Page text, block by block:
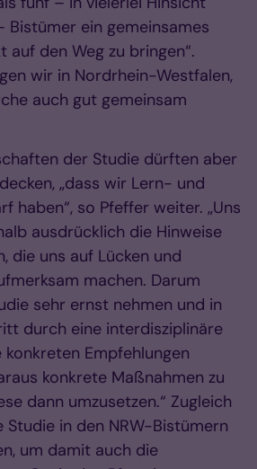
Bistümer ein gemeinsames
auf den Weg zu bringen“.
wir in Nordrhein-Westfalen,
auch gut gemeinsam
der Studie dürften aber
„dass wir Lern- und
haben“, so Pfeffer weiter. „Uns
ausdrücklich die Hinweise
die uns auf Lücken und
machen. Darum
sehr ernst nehmen und in
durch eine interdisziplinäre
Empfehlungen
konkrete Maßnahmen zu
dann umzusetzen.“ Zugleich
Studie in den NRW-Bistümern
um damit auch die